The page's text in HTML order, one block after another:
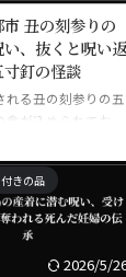
丑の刻参りの
、抜くと呪い返
寸釘の怪談
れる丑の刻参りの五
念が込められてお
きの品
2026/5/